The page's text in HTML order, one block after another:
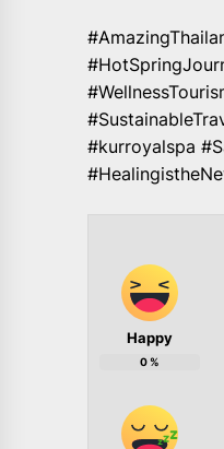
#kurroyalspa
Happy
0%